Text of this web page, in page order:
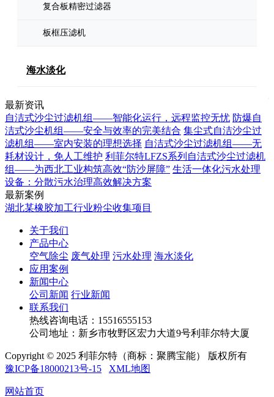
复合板精密过滤器
板框压滤机
海水淡化
最新资讯
自洁式沙尘过滤机组——智能化运行，远程监控无忧 防爆自
洁式沙尘机组——安全与效率的完美结合 集尘式自洁沙尘过
滤机组——室内安装的理想选择 自洁式沙尘过滤机组——无
耗材设计，免人工维护 利菲尔特LFZS系列自洁式沙尘过滤机
组——为西北工业构筑高效“防沙屏障” 生活一体化污水处理
设备：分散污水治理高效解决方案
最新案例
湖北某橡胶加工行业粉尘收集项目
关于我们
产品中心
空气除尘 废气处理 污水处理 海水淡化
应用案例
新闻中心
公司新闻 行业新闻
联系我们
热线咨询电话： 15516555153
公司地址：新乡市牧野区宏力大道9号利菲尔特大厦
Copyright © 2025 利菲尔特（商标：聚腾宝能） 版权所有
豫ICP备18000213号-15
XML地图
网站首页